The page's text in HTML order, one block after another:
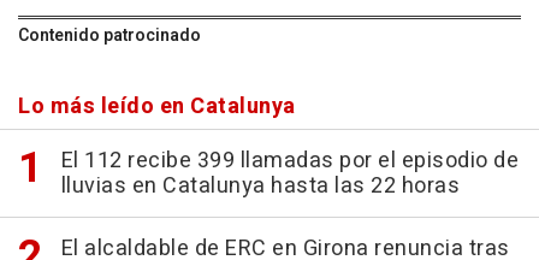
Contenido patrocinado
Lo más leído en Catalunya
El 112 recibe 399 llamadas por el episodio de
lluvias en Catalunya hasta las 22 horas
El alcaldable de ERC en Girona renuncia tras